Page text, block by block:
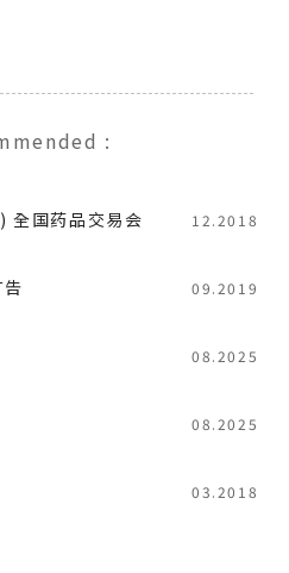
:
全国药品交易会 12.2018
09.2019
08.2025
08.2025
03.2018